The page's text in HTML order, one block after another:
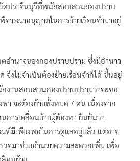
ดปราจีนบุรีที่พนักสอบสวนกองปราบ
จารณาอนุญาตในการย้ายเรือนจำมาอยู่
อำนาจของกองปราบปราม ซึ่งมีอำนาจ
จึงไม่จำเป็นต้องย้ายเรือนจำก็ได้ ขึ้นอยู่
งานสอบสวนกองปราบปรามว่าจะขอ
หา จะต้องย้ายทั้งหมด 7 คน เนื่องจาก
การเคลื่อนย้ายผู้ต้องหา ยืนยันว่า
ฑ์มีเพียงพอในการดูแลอยู่แล้ว แต่อาจ
วจมาช่วยอำนวยความสะดวกเพิ่ม เพื่อ